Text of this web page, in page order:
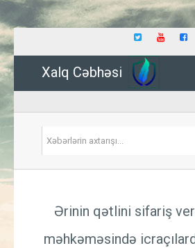
Xalq Cəbhəsi
Ərinin qətlini sifariş
məhkəməsində